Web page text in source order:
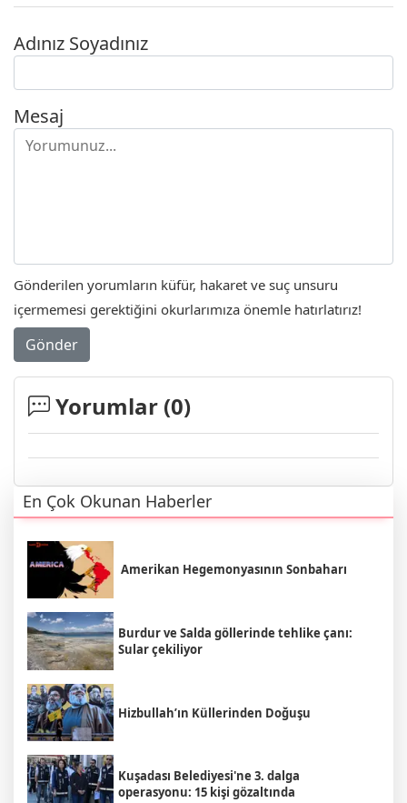
Adınız Soyadınız
Mesaj
Gönderilen yorumların küfür, hakaret ve suç unsuru
içermemesi gerektiğini okurlarımıza önemle hatırlatırız!
Gönder
Yorumlar (0)
En Çok Okunan Haberler
Amerikan Hegemonyasının Sonbaharı
Burdur ve Salda göllerinde tehlike çanı:
Sular çekiliyor
Hizbullah’ın Küllerinden Doğuşu
Kuşadası Belediyesi'ne 3. dalga
operasyonu: 15 kişi gözaltında